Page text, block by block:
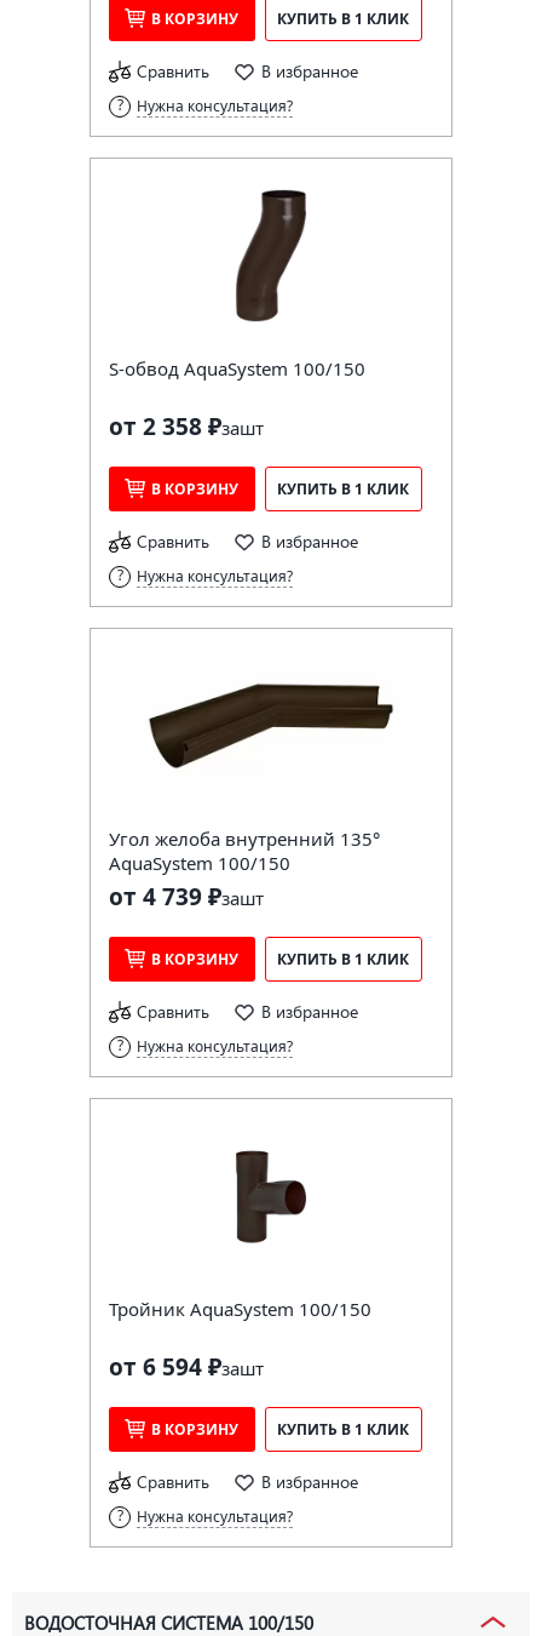
В КОРЗИНУ КУПИТЬ В 1 КЛИК
Сравнить В избранное
Нужна консультация?
S-обвод AquaSystem 100/150
от 2 358 ₽зашт
В КОРЗИНУ КУПИТЬ В 1 КЛИК
Сравнить В избранное
Нужна консультация?
Угол желоба внутренний 135°
AquaSystem 100/150
от 4 739 ₽зашт
В КОРЗИНУ КУПИТЬ В 1 КЛИК
Сравнить В избранное
Нужна консультация?
Тройник AquaSystem 100/150
от 6 594 ₽зашт
В КОРЗИНУ КУПИТЬ В 1 КЛИК
Сравнить В избранное
Нужна консультация?
ВОДОСТОЧНАЯ СИСТЕМА 100/150